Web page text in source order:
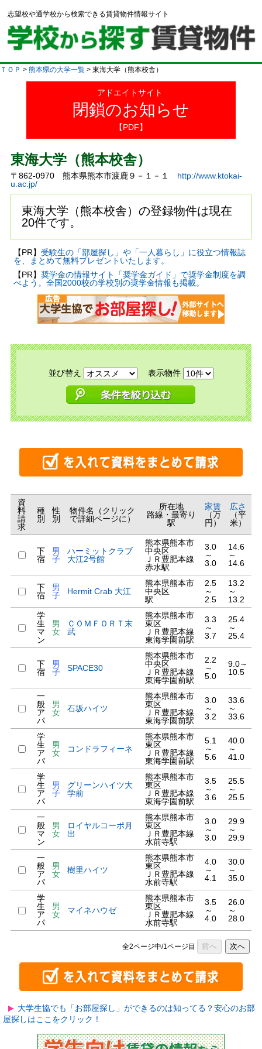
志望校や通学校から検索できる賃貸物件情報サイト
ＴＯＰ > 熊本県の大学一覧 > 東海大学（熊本校舎）
アドエイトサイト
閉鎖のお知らせ
【PDF】
東海大学（熊本校舎）
〒862-0970 熊本県熊本市渡鹿９－１－１ http://www.ktokai-
u.ac.jp/
東海大学（熊本校舎）の登録物件は現在
20件です。
【PR】 受験生の「部屋探し」や「一人暮らし」に役立つ情報誌
を、まとめて無料プレゼントいたします。
【PR】 奨学金の情報サイト「奨学金ガイド」で奨学金制度を調
べよう。全国2000校の学校別の奨学金情報も掲載。
並び替え 表示物件
資
料
請
求
種
別
性
別
物件名（クリック
で詳細ページに）
所在地
路線・最寄り
駅
家賃
（万
円）
広さ
（平
米）
下
宿
男
子
ハーミットクラブ
大江2号館
熊本県熊本市
中央区
ＪＲ豊肥本線
赤水駅
3.0
～
3.0
14.6
～
14.6
下
宿
男
子
Hermit Crab 大江
熊本県熊本市
中央区
駅
2.5
～
2.5
13.2
～
13.2
学
生
マ
ン
男
女
ＣＯＭＦＯＲＴ末
武
熊本県熊本市
東区
ＪＲ豊肥本線
東海学園前駅
3.3
～
3.7
25.4
～
25.4
下
宿
男
子
SPACE30
熊本県熊本市
中央区
ＪＲ豊肥本線
東海学園前駅
2.2
～
5.0
9.0～
10.5
一
般
ア
パ
男
女
石坂ハイツ
熊本県熊本市
東区
ＪＲ豊肥本線
東海学園前駅
3.0
～
3.2
33.6
～
33.6
学
生
ア
パ
男
女
コンドラフィーネ
熊本県熊本市
東区
ＪＲ豊肥本線
東海学園前駅
5.1
～
5.6
40.0
～
41.0
学
生
ア
パ
男
子
グリーンハイツ大
学前
熊本県熊本市
東区
ＪＲ豊肥本線
東海学園前駅
3.5
～
3.6
25.5
～
25.5
一
般
マ
ン
男
女
ロイヤルコーポ月
出
熊本県熊本市
東区
ＪＲ豊肥本線
水前寺駅
3.0
～
3.0
29.9
～
29.9
一
般
ア
パ
男
女
樹里ハイツ
熊本県熊本市
東区
ＪＲ豊肥本線
水前寺駅
4.0
～
4.1
30.0
～
35.0
学
生
ア
パ
男
女
マイネハウゼ
熊本県熊本市
東区
ＪＲ豊肥本線
水前寺駅
3.5
～
4.0
26.0
～
28.0
全2ページ中/1ページ目 前へ 次へ
大学生協でも「お部屋探し」ができるのは知ってる？安心のお部
屋探しはここをクリック！